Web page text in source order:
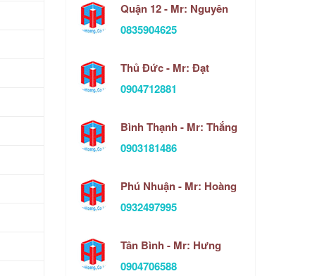
Quận 12 - Mr: Nguyên
0835904625
Thủ Đức - Mr: Đạt
0904712881
Bình Thạnh - Mr: Thắng
0903181486
Phú Nhuận - Mr: Hoàng
0932497995
Tân Bình - Mr: Hưng
0904706588